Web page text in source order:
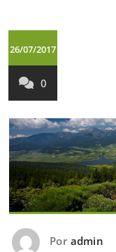
26/07/2017
0
Por admin